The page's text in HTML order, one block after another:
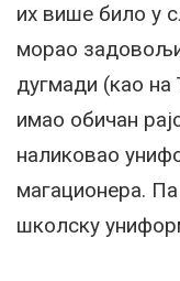
их више било у
морао
дугмади (као на
имао обичан
наликовао
магационера.
школску